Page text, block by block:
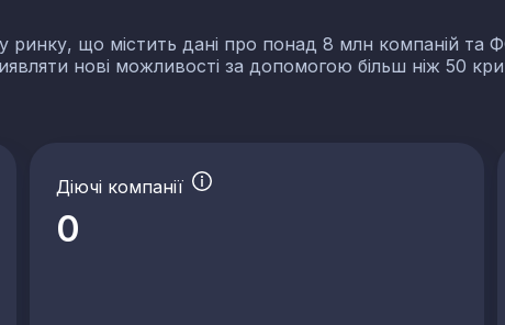
ринку, що містить дані про понад 8 млн компаній та
нові можливості за допомогою більш ніж 50
Діючі компанії
0